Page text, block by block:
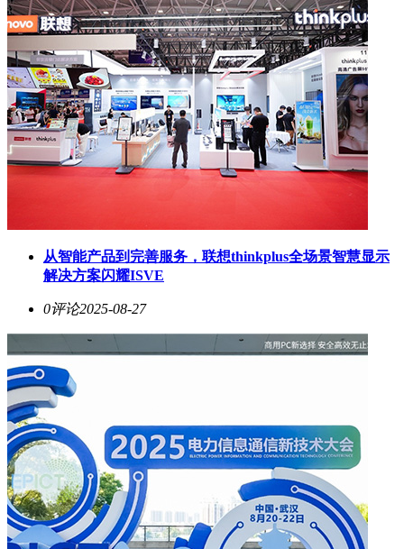
从智能产品到完善服务，联想thinkplus全场景智慧显示
解决方案闪耀ISVE
0评论2025-08-27